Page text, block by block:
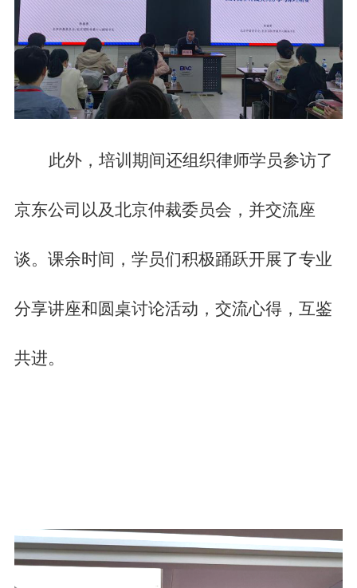
此外，培训期间还组织律师学员参访了
京东公司以及北京仲裁委员会，并交流座
谈。 课余时间，学员们积极踊跃开展了专业
分享讲座和圆桌讨论活动，交流心得，互鉴
共进。